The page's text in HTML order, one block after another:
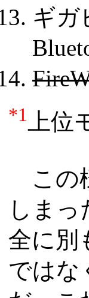
ギガ
*1 上
この
しま
全に別
ではな